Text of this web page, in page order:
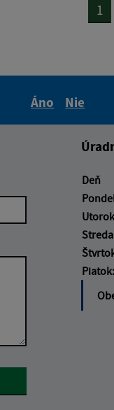
1
Áno
Nie
Deň
Piatok: